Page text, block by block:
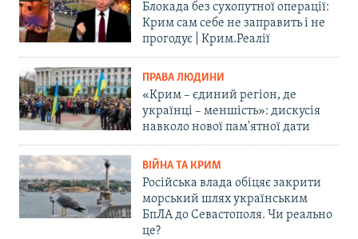
Блокада без сухопутної операції:
Крим сам себе не заправить і не
прогодує | Крим.Реалії
ПРАВА ЛЮДИНИ
«Крим – єдиний регіон, де
українці – меншість»: дискусія
навколо нової пам'ятної дати
ВІЙНА ТА КРИМ
Російська влада обіцяє закрити
морський шлях українським
БпЛА до Севастополя. Чи реально
це?